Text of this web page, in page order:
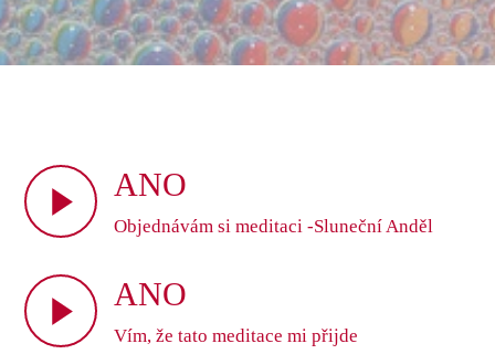
ANO
Objednávám si meditaci -Sluneční Anděl
ANO
Vím, že tato meditace mi přijde